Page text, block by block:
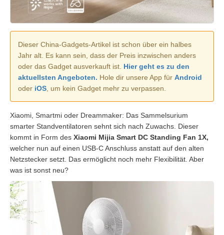
Dieser China-Gadgets-Artikel ist schon über ein halbes
Jahr alt. Es kann sein, dass der Preis inzwischen anders
oder das Gadget ausverkauft ist. Hier geht es zu den
aktuellsten Angeboten. Hole dir unsere App für Android
oder iOS , um kein Gadget mehr zu verpassen.
Xiaomi, Smartmi oder Dreammaker: Das Sammelsurium
smarter Standventilatoren sehnt sich nach Zuwachs. Dieser
kommt in Form des Xiaomi Mijia Smart DC Standing Fan 1X,
welcher nun auf einen USB-C Anschluss anstatt auf den alten
Netzstecker setzt. Das ermöglicht noch mehr Flexibilität. Aber
was ist sonst neu?